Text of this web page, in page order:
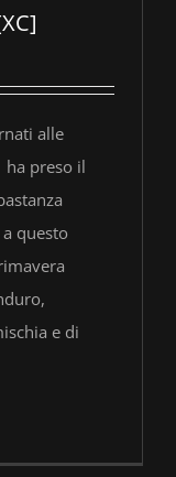
alle
ha preso il
questo
e di